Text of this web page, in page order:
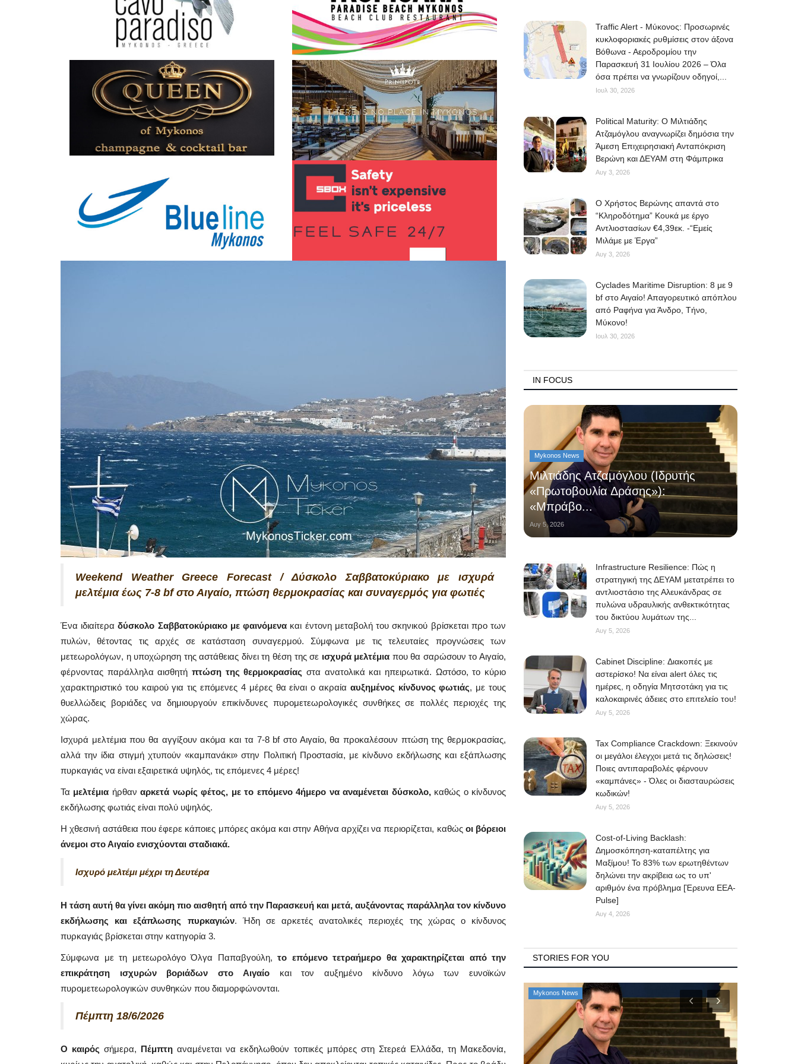
Weekend Weather Greece Forecast / Δύσκολο Σαββατοκύριακο με ισχυρά
μελτέμια έως 7-8 bf στο Αιγαίο, πτώση θερμοκρασίας και συναγερμός για φωτιές
Ένα ιδιαίτεραδύσκολο Σαββατοκύριακο με φαινόμενα και έντονη μεταβολή του σκηνικού βρίσκεται προ των
πυλών, θέτοντας τις αρχές σε κατάσταση συναγερμού. Σύμφωνα με τις τελευταίες προγνώσεις των
μετεωρολόγων, η υποχώρηση της αστάθειας δίνει τη θέση της σε ισχυρά μελτέμια που θα σαρώσουν το Αιγαίο,
φέρνοντας παράλληλα αισθητή πτώση της θερμοκρασίας στα ανατολικά και ηπειρωτικά. Ωστόσο, το κύριο
χαρακτηριστικό του καιρού για τις επόμενες 4 μέρες θα είναι ο ακραία αυξημένος κίνδυνος φωτιάς, με τους
θυελλώδεις βοριάδες να δημιουργούν επικίνδυνες πυρομετεωρολογικές συνθήκες σε πολλές περιοχές της
χώρας.
Ισχυρά μελτέμια που θα αγγίξουν ακόμα και τα 7-8 bf στο Αιγαίο, θα προκαλέσουν πτώση της θερμοκρασίας,
αλλά την ίδια στιγμή χτυπούν «καμπανάκι» στην Πολιτική Προστασία, με κίνδυνο εκδήλωσης και εξάπλωσης
πυρκαγιάς να είναι εξαιρετικά υψηλός, τις επόμενες 4 μέρες!
Τα μελτέμια ήρθαναρκετά νωρίς φέτος, με το επόμενο 4ήμερο να αναμένεται δύσκολο,καθώς ο κίνδυνος
εκδήλωσης φωτιάς είναι πολύ υψηλός.
Η χθεσινή αστάθεια που έφερε κάποιες μπόρες ακόμα και στην Αθήνα αρχίζει να περιορίζεται, καθώς οι βόρειοι
άνεμοι στο Αιγαίο ενισχύονται σταδιακά.
Ισχυρό μελτέμι μέχρι τη Δευτέρα
Η τάση αυτή θα γίνει ακόμη πιο αισθητή από την Παρασκευή και μετά, αυξάνοντας παράλληλα τον κίνδυνο
εκδήλωσης και εξάπλωσης πυρκαγιών. Ήδη σε αρκετές ανατολικές περιοχές της χώρας ο κίνδυνος
πυρκαγιάς βρίσκεται στην κατηγορία 3.
Σύμφωνα με τη μετεωρολόγο Όλγα Παπαβγούλη, το επόμενο τετραήμερο θα χαρακτηρίζεται από την
επικράτηση ισχυρών βοριάδων στο Αιγαίο και τον αυξημένο κίνδυνο λόγω των ευνοϊκών
πυρομετεωρολογικών συνθηκών που διαμορφώνονται.
Πέμπτη 18/6/2026
Ο καιρός σήμερα, Πέμπτη αναμένεται να εκδηλωθούν τοπικές μπόρες στη Στερεά Ελλάδα, τη Μακεδονία,
Traffic Alert - Μύκονος: Προσωρινές
κυκλοφοριακές ρυθμίσεις στον άξονα
Βόθωνα - Αεροδρομίου την
Παρασκευή 31 Ιουλίου 2026 – Όλα
όσα πρέπει να γνωρίζουν οδηγοί,...
Ιουλ 30, 2026
Political Maturity: Ο Μιλτιάδης
Ατζαμόγλου αναγνωρίζει δημόσια την
Άμεση Επιχειρησιακή Ανταπόκριση
Βερώνη και ΔΕΥΑΜ στη Φάμπρικα
Αυγ 3, 2026
O Χρήστος Βερώνης απαντά στο
“Κληροδότημα” Κουκά με έργο
Αντλιοστασίων €4,39εκ. -“Εμείς
Μιλάμε με Έργα”
Αυγ 3, 2026
Cyclades Maritime Disruption: 8 με 9
bf στο Αιγαίο! Απαγορευτικό απόπλου
από Ραφήνα για Άνδρο, Τήνο,
Μύκονο!
Ιουλ 30, 2026
IN FOCUS
Mykonos News
Μιλτιάδης Ατζαμόγλου (Ιδρυτής
«Πρωτοβουλία Δράσης»):
«Μπράβο...
Αυγ 5, 2026
Infrastructure Resilience: Πώς η
στρατηγική της ΔΕΥΑΜ μετατρέπει το
αντλιοστάσιο της Αλευκάνδρας σε
πυλώνα υδραυλικής ανθεκτικότητας
του δικτύου λυμάτων της...
Αυγ 5, 2026
Cabinet Discipline: Διακοπές με
αστερίσκο! Να είναι alert όλες τις
ημέρες, η οδηγία Μητσοτάκη για τις
καλοκαιρινές άδειες στο επιτελείο του!
Αυγ 5, 2026
Tax Compliance Crackdown: Ξεκινούν
οι μεγάλοι έλεγχοι μετά τις δηλώσεις!
Ποιες αντιπαραβολές φέρνουν
«καμπάνες» - Όλες οι διασταυρώσεις
κωδικών!
Αυγ 5, 2026
Cost-of-Living Backlash:
Δημοσκόπηση-καταπέλτης για
Μαξίμου! Το 83% των ερωτηθέντων
δηλώνει την ακρίβεια ως το υπ'
αριθμόν ένα πρόβλημα [Έρευνα ΕΕΑ-
Pulse]
Αυγ 4, 2026
STORIES FOR YOU
Mykonos Municipal News Mykonos Δ.Ε.Υ.Α. Μυκόνου